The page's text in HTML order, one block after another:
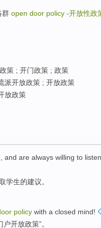
群 open door policy -开放性政
策 ; 开门政策 ; 政策
派开放政策 ; 开放政策
放政策
, and are always willing to
学生的建议。
policy with a closed mind!
户开放政策”。